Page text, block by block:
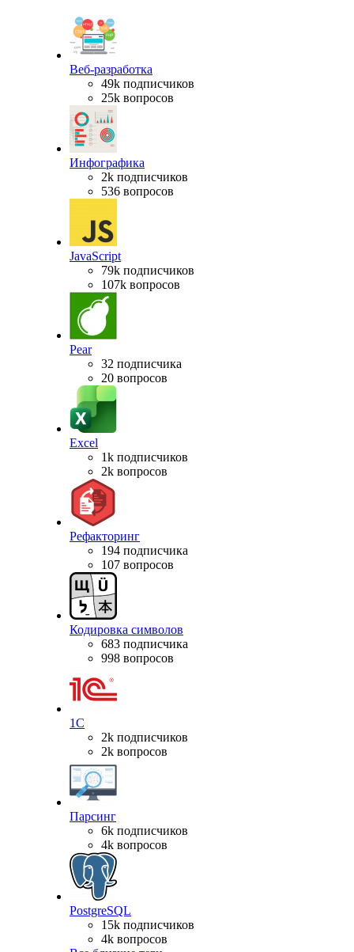
Веб-разработка
49k подписчиков
25k вопросов
Инфографика
2k подписчиков
536 вопросов
JavaScript
79k подписчиков
107k вопросов
Pear
32 подписчика
20 вопросов
Excel
1k подписчиков
2k вопросов
Рефакторинг
194 подписчика
107 вопросов
Кодировка символов
683 подписчика
998 вопросов
1С
2k подписчиков
2k вопросов
Парсинг
6k подписчиков
4k вопросов
PostgreSQL
15k подписчиков
4k вопросов